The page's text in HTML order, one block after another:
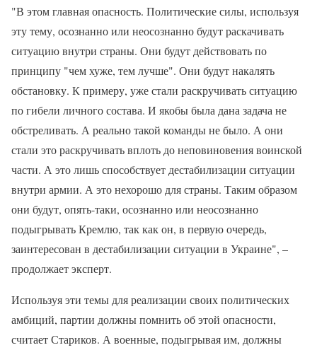
"В этом главная опасность. Политические силы, используя
эту тему, осознанно или неосознанно будут раскачивать
ситуацию внутри страны. Они будут действовать по
принципу "чем хуже, тем лучше". Они будут накалять
обстановку. К примеру, уже стали раскручивать ситуацию
по гибели личного состава. И якобы была дана задача не
обстреливать. А реально такой команды не было. А они
стали это раскручивать вплоть до неповиновения воинской
части. А это лишь способствует дестабилизации ситуации
внутри армии. А это нехорошо для страны. Таким образом
они будут, опять-таки, осознанно или неосознанно
подыгрывать Кремлю, так как он, в первую очередь,
заинтересован в дестабилизации ситуации в Украине", –
продолжает эксперт.
Используя эти темы для реализации своих политических
амбиций, партии должны помнить об этой опасности,
считает Стариков. А военные, подыгрывая им, должны